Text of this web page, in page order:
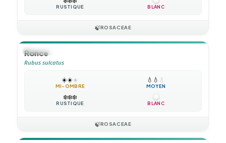
RUSTIQUE BLANC
🍃ROSACEAE
🪴VIVACE
Ronce
Rubus sulcatus
☀️☀️☀️
MI-OMBRE
💧 💧 💧
MOYEN
❄️❄️❄️
RUSTIQUE BLANC
🍃ROSACEAE